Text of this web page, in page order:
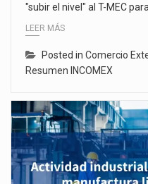
"subir el nivel" al T-MEC
LEER MÁS
Posted in Comercio
Resumen INCOMEX